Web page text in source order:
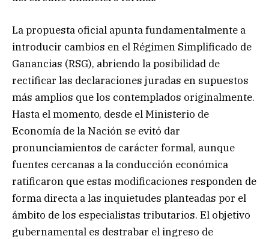
La propuesta oficial apunta fundamentalmente a
introducir cambios en el Régimen Simplificado de
Ganancias (RSG), abriendo la posibilidad de
rectificar las declaraciones juradas en supuestos
más amplios que los contemplados originalmente.
Hasta el momento, desde el Ministerio de
Economía de la Nación se evitó dar
pronunciamientos de carácter formal, aunque
fuentes cercanas a la conducción económica
ratificaron que estas modificaciones responden de
forma directa a las inquietudes planteadas por el
ámbito de los especialistas tributarios. El objetivo
gubernamental es destrabar el ingreso de